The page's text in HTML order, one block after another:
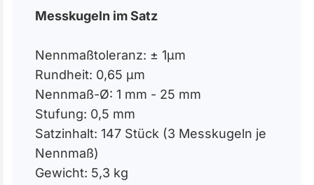
Messkugeln im Satz
Nennmaßtoleranz: ± 1µm
Rundheit: 0,65 µm
Nennmaß-Ø: 1 mm - 25 mm
Stufung: 0,5 mm
Satzinhalt: 147 Stück (3 Messkugeln je
Nennmaß)
Gewicht: 5,3 kg